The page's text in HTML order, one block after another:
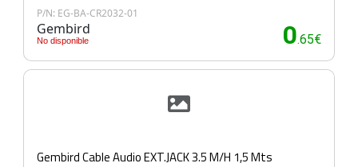
P/N: EG-BA-CR2032-01
Gembird
No disponible 0.65€
Gembird Cable Audio EXT.JACK 3.5 M/H 1,5 Mts